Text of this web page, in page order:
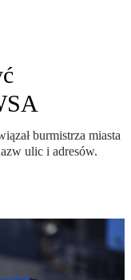
burmistrza miasta
ulic i adresów.